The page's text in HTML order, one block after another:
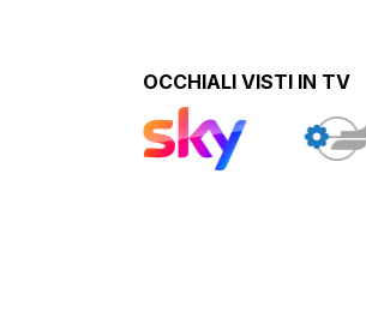
OCCHIALI VISTI IN TV